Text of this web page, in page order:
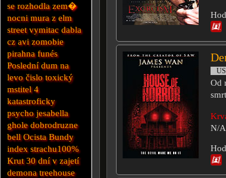
Od
N/A
se rozhodla zem�
nocni mura z elm
street vymitac dabla
cz avi zomobie
pirahna funés
Poslední dum na
levo čislo toxický
mstitel 4
katastroficky
psycho jesabella
ghole dobrodruzne
bell Ocista Bundy
index strachu100%
Krut 30 dní v zajetí
demona treehouse